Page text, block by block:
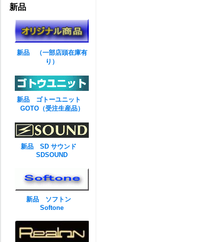
新品
新品 （一部店頭在庫有
り）
新品 ゴトーユニット
GOTO（受注生産品）
新品 SD サウンド
SDSOUND
新品 ソフトン
Softone